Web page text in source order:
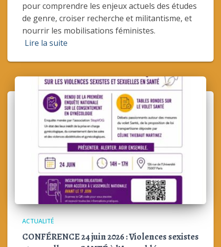
pour comprendre les enjeux actuels des études
de genre, croiser recherche et militantisme, et
nourrir les mobilisations féministes.
Lire la suite
ACTUALITÉ
CONFÉRENCE 24 juin 2026 : Violences sexistes